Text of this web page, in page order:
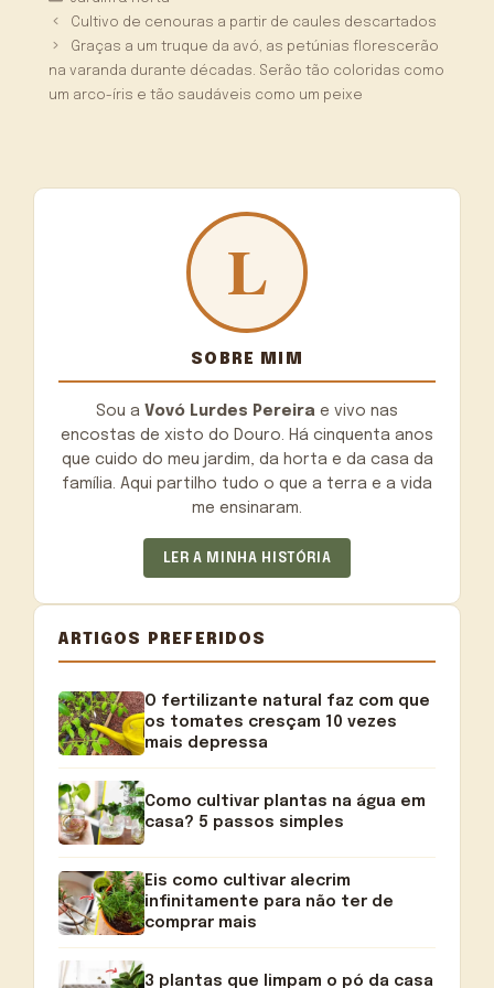
Cultivo de cenouras a partir de caules descartados
Graças a um truque da avó, as petúnias florescerão
na varanda durante décadas. Serão tão coloridas como
um arco-íris e tão saudáveis como um peixe
SOBRE MIM
Sou a Vovó Lurdes Pereira e vivo nas
encostas de xisto do Douro. Há cinquenta anos
que cuido do meu jardim, da horta e da casa da
família. Aqui partilho tudo o que a terra e a vida
me ensinaram.
LER A MINHA HISTÓRIA
ARTIGOS PREFERIDOS
O fertilizante natural faz com que
os tomates cresçam 10 vezes
mais depressa
Como cultivar plantas na água em
casa? 5 passos simples
Eis como cultivar alecrim
infinitamente para não ter de
comprar mais
3 plantas que limpam o pó da casa